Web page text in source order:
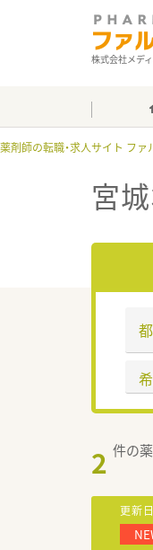
株式会社メデ
薬剤師の転職・求人サイト ファ
宮
2 件の
更新日